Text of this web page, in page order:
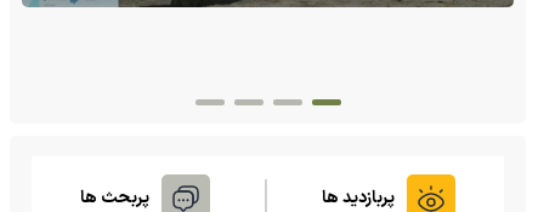
پربازدید ها پربحث ها